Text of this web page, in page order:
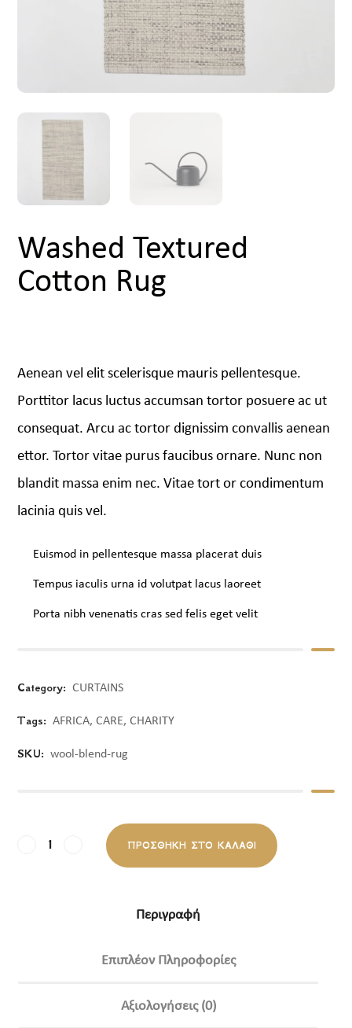
Washed Textured
Cotton Rug
Aenean vel elit scelerisque mauris pellentesque.
Porttitor lacus luctus accumsan tortor posuere ac ut
consequat. Arcu ac tortor dignissim convallis aenean
ettor. Tortor vitae purus faucibus ornare. Nunc non
blandit massa enim nec. Vitae tort or condimentum
lacinia quis vel.
Euismod in pellentesque massa placerat duis
Tempus iaculis urna id volutpat lacus laoreet
Porta nibh venenatis cras sed felis eget velit
Category: CURTAINS
Tags: AFRICA,CARE,CHARITY
SKU: wool-blend-rug
ΠΡΟΣΘΉΚΗ ΣΤΟ ΚΑΛΆΘΙ
Περιγραφή
Επιπλέον Πληροφορίες
Αξιολογήσεις (0)